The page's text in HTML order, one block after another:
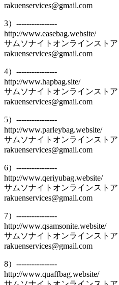
rakuenservices@gmail.com
3）----------------
http://www.easebag.website/
サムソナイトオンラインスト
rakuenservices@gmail.com
4）----------------
http://www.hapbag.site/
サムソナイトオンラインスト
rakuenservices@gmail.com
5）----------------
http://www.parleybag.website/
サムソナイトオンラインスト
rakuenservices@gmail.com
6）----------------
http://www.qeriyubag.website/
サムソナイトオンラインスト
rakuenservices@gmail.com
7）----------------
http://www.qsamsonite.website/
サムソナイトオンラインスト
rakuenservices@gmail.com
8）----------------
http://www.quaffbag.website/